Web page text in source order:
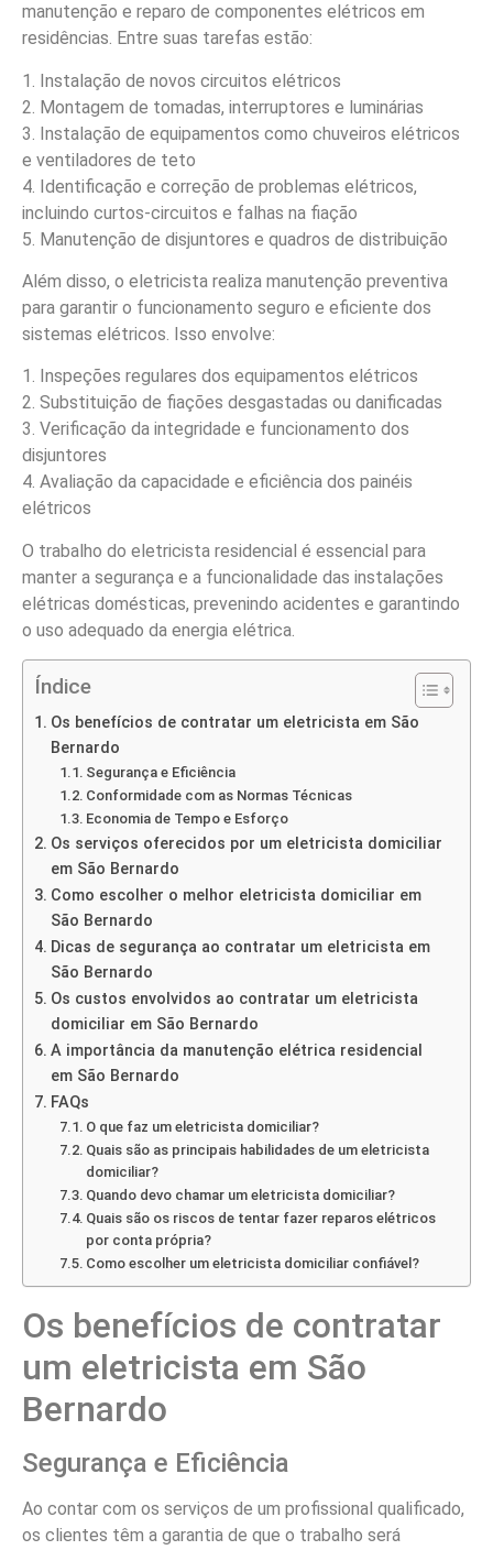
manutenção e reparo de componentes elétricos em
residências. Entre suas tarefas estão:
1. Instalação de novos circuitos elétricos
2. Montagem de tomadas, interruptores e luminárias
3. Instalação de equipamentos como chuveiros elétricos
e ventiladores de teto
4. Identificação e correção de problemas elétricos,
incluindo curtos-circuitos e falhas na fiação
5. Manutenção de disjuntores e quadros de distribuição
Além disso, o eletricista realiza manutenção preventiva
para garantir o funcionamento seguro e eficiente dos
sistemas elétricos. Isso envolve:
1. Inspeções regulares dos equipamentos elétricos
2. Substituição de fiações desgastadas ou danificadas
3. Verificação da integridade e funcionamento dos
disjuntores
4. Avaliação da capacidade e eficiência dos painéis
elétricos
O trabalho do eletricista residencial é essencial para
manter a segurança e a funcionalidade das instalações
elétricas domésticas, prevenindo acidentes e garantindo
o uso adequado da energia elétrica.
Índice
Os benefícios de contratar um eletricista em São
Bernardo
Segurança e Eficiência
Conformidade com as Normas Técnicas
Economia de Tempo e Esforço
Os serviços oferecidos por um eletricista domiciliar
em São Bernardo
Como escolher o melhor eletricista domiciliar em
São Bernardo
Dicas de segurança ao contratar um eletricista em
São Bernardo
Os custos envolvidos ao contratar um eletricista
domiciliar em São Bernardo
A importância da manutenção elétrica residencial
em São Bernardo
FAQs
O que faz um eletricista domiciliar?
Quais são as principais habilidades de um eletricista
domiciliar?
Quando devo chamar um eletricista domiciliar?
Quais são os riscos de tentar fazer reparos elétricos
por conta própria?
Como escolher um eletricista domiciliar confiável?
Os benefícios de contratar
um eletricista em São
Bernardo
Segurança e Eficiência
Ao contar com os serviços de um profissional qualificado,
os clientes têm a garantia de que o trabalho será